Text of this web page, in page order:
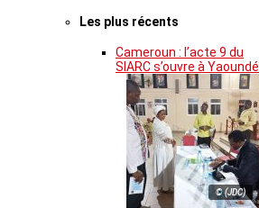
Les plus récents
Cameroun : l’acte 9 du
SIARC s’ouvre à Yaoundé
© (JDC)